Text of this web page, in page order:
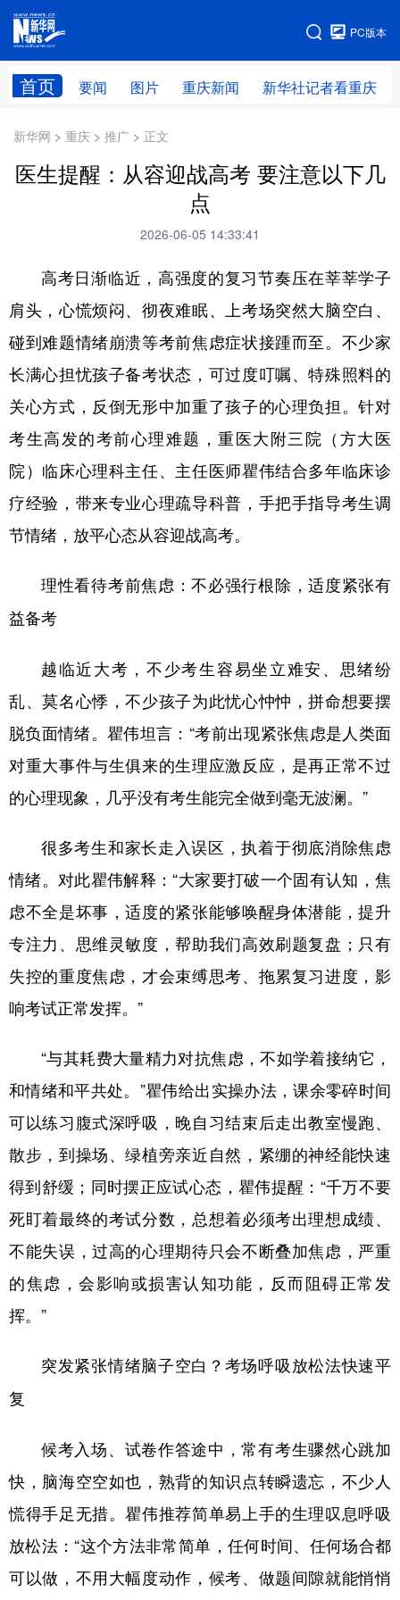
PC版本
首页 要闻 图片 重庆新闻 新华社记者看重庆
网站地图
新华网 > 重庆 > 推广 > 正文
医生提醒：从容迎战高考 要注意以下几
点
2026-06-05 14:33:41
高考日渐临近，高强度的复习节奏压在莘莘学子
肩头，心慌烦闷、彻夜难眠、上考场突然大脑空白、
碰到难题情绪崩溃等考前焦虑症状接踵而至。不少家
长满心担忧孩子备考状态，可过度叮嘱、特殊照料的
关心方式，反倒无形中加重了孩子的心理负担。针对
考生高发的考前心理难题，重医大附三院（方大医
院）临床心理科主任、主任医师瞿伟结合多年临床诊
疗经验，带来专业心理疏导科普，手把手指导考生调
节情绪，放平心态从容迎战高考。
理性看待考前焦虑：不必强行根除，适度紧张有
益备考
越临近大考，不少考生容易坐立难安、思绪纷
乱、莫名心悸，不少孩子为此忧心忡忡，拼命想要摆
脱负面情绪。瞿伟坦言：“考前出现紧张焦虑是人类面
对重大事件与生俱来的生理应激反应，是再正常不过
的心理现象，几乎没有考生能完全做到毫无波澜。”
很多考生和家长走入误区，执着于彻底消除焦虑
情绪。对此瞿伟解释：“大家要打破一个固有认知，焦
虑不全是坏事，适度的紧张能够唤醒身体潜能，提升
专注力、思维灵敏度，帮助我们高效刷题复盘；只有
失控的重度焦虑，才会束缚思考、拖累复习进度，影
响考试正常发挥。”
“与其耗费大量精力对抗焦虑，不如学着接纳它，
和情绪和平共处。”瞿伟给出实操办法，课余零碎时间
可以练习腹式深呼吸，晚自习结束后走出教室慢跑、
散步，到操场、绿植旁亲近自然，紧绷的神经能快速
得到舒缓；同时摆正应试心态，瞿伟提醒：“千万不要
死盯着最终的考试分数，总想着必须考出理想成绩、
不能失误，过高的心理期待只会不断叠加焦虑，严重
的焦虑，会影响或损害认知功能，反而阻碍正常发
挥。”
突发紧张情绪脑子空白？考场呼吸放松法快速平
复
候考入场、试卷作答途中，常有考生骤然心跳加
快，脑海空空如也，熟背的知识点转瞬遗忘，不少人
慌得手足无措。瞿伟推荐简单易上手的生理叹息呼吸
放松法：“这个方法非常简单，任何时间、任何场合都
可以做，不用大幅度动作，候考、做题间隙就能悄悄